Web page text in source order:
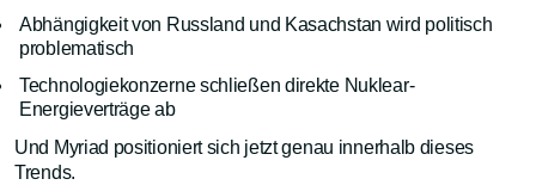
Abhängigkeit von Russland und Kasachstan wird politisch
problematisch
Technologiekonzerne schließen direkte Nuklear-
Energieverträge ab
Und Myriad positioniert sich jetzt genau innerhalb dieses
Trends.